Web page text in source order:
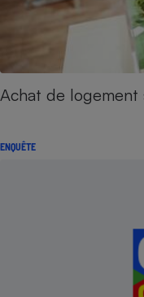
Achat de
ENQUÊTE